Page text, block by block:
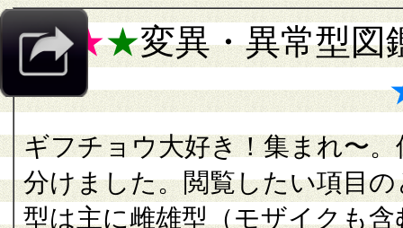
★★★変異・異常型図
ギフチョウ大好き！集まれ〜
分けました。閲覧したい項目
型は主に雌雄型（モザイクも